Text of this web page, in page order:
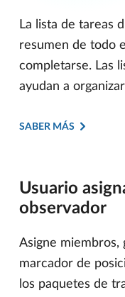
La lista de tareas
resumen de todo
completarse. Las
ayudan a
SABER MÁS
Usuario
observador
Asigne miembros,
marcador de
los paquetes de